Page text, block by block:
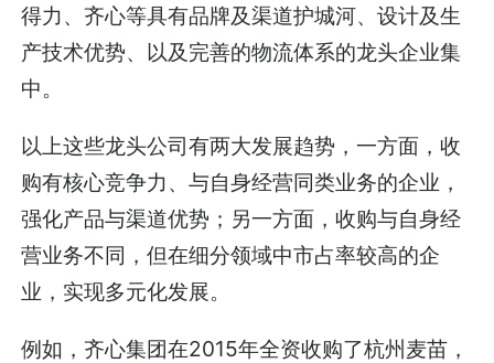
得力、齐心等具有品牌及渠道护城河、设计及生
产技术优势、以及完善的物流体系的龙头企业集
中。
以上这些龙头公司有两大发展趋势，一方面，收
购有核心竞争力、与自身经营同类业务的企业，
强化产品与渠道优势；另一方面，收购与自身经
营业务不同，但在细分领域中市占率较高的企
业，实现多元化发展。
例如，齐心集团在2015年全资收购了杭州麦苗，